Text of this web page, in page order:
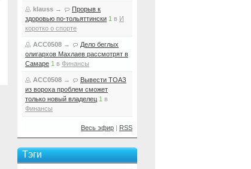
klauss →
Прорыв к
здоровью по-тольяттински 1 в И
коротко о спорте
ACC0508 →
Дело беглых
олигархов Махлаев рассмотрят в
Самаре 1 в Финансы
ACC0508 →
Вывести ТОАЗ
из вороха проблем сможет
только новый владелец 1 в
Финансы
Весь эфир | RSS
Тэги